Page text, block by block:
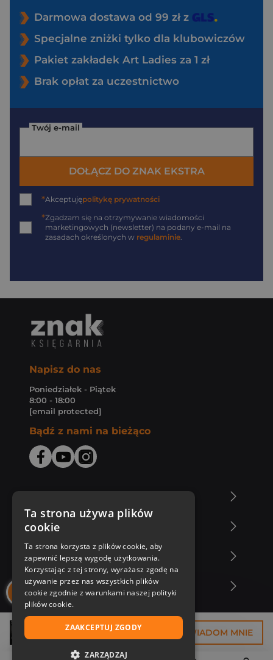
11,18 zł POWIADOM MNIE
Darmowa dostawa od 99 zł z
Specjalne zniżki tylko dla klubowiczów
Pakiet zakładek Art Ladies za 1 zł
Brak opłat za uczestnictwo
Twój e-mail
DOŁĄCZ DO ZNAK EKSTRA
*Akceptujępolitykę prywatności
*Zgadzam się na otrzymywanie wiadomości
marketingowych (newsletter) na podany e-mail na
zasadach określonych w regulaminie
Napisz do nas
Poniedziałek - Piątek
8:00 - 18:00
[email protected]
Bądź z nami na bieżąco
Zakupy u nas
Nasza oferta
Nasi autorzy
Ta strona używa plików
cookie
Ta strona korzysta z plików cookie, aby
zapewnić lepszą wygodę użytkowania.
Korzystając z tej strony, wyrażasz zgodę na
używanie przez nas wszystkich plików
cookie zgodnie z warunkami naszej polityki
plików cookie.
ZAAKCEPTUJ ZGODY
ZARZĄDZAJ